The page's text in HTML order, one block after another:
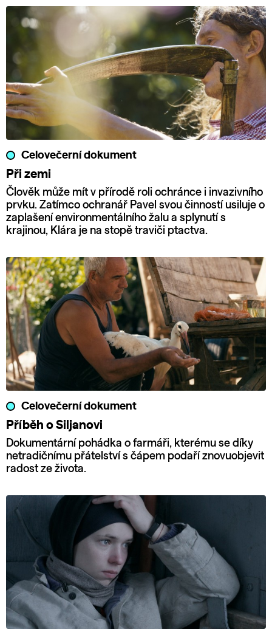
Celovečerní dokument
Při zemi
Člověk může mít v přírodě roli ochránce i invazivního
prvku. Zatímco ochranář Pavel svou činností usiluje o
zaplašení environmentálního žalu a splynutí s
krajinou, Klára je na stopě traviči ptactva.
Celovečerní dokument
Příběh o Siljanovi
Dokumentární pohádka o farmáři, kterému se díky
netradičnímu přátelství s čápem podaří znovuobjevit
radost ze života.